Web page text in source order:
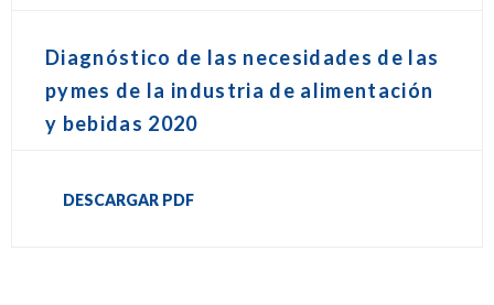
Diagnóstico de las necesidades de las
pymes de la industria de alimentación
y bebidas 2020
DESCARGAR PDF